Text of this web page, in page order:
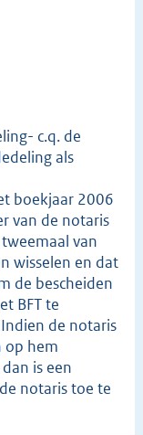
c.q. de
als
boekjaar 2006
van de notaris
van
wisselen en dat
de bescheiden
BFT te
de notaris
op hem
is een
notaris toe te